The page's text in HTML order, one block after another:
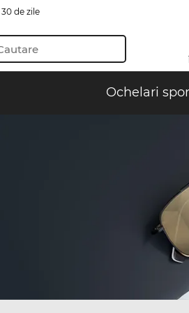
de zile
Ochelari